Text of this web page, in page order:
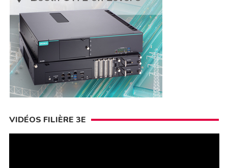
VIDÉOS FILIÈRE 3E